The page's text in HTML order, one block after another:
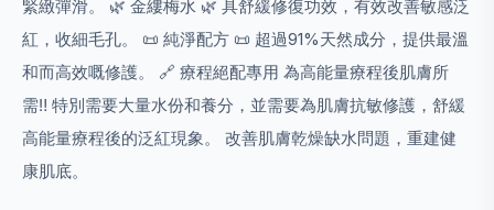
緊緻彈滑。 🌿 金縷梅水 🌿 具舒緩修復功效，有效改善敏感泛
紅，收細毛孔。 📜 純淨配方 📜 超過91%天然成分，提供最溫
和而高效嘅修護。 🔗 療程絕配專用 為高能量療程後肌膚所
需‼️ 特別需要大量水份和養分，並需要為肌膚抗敏修護，舒緩
高能量療程後的泛紅現象。 改善肌膚乾燥缺水問題，重建健
康肌底。